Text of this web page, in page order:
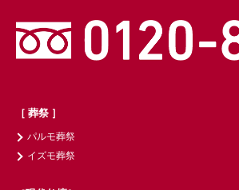
［ 葬祭 ］
パルモ葬祭
イズモ葬祭